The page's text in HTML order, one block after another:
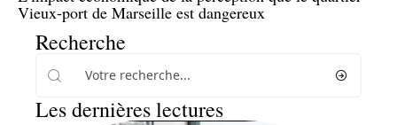
Vieux-port de Marseille est dangereux
Recherche
Les dernières lectures